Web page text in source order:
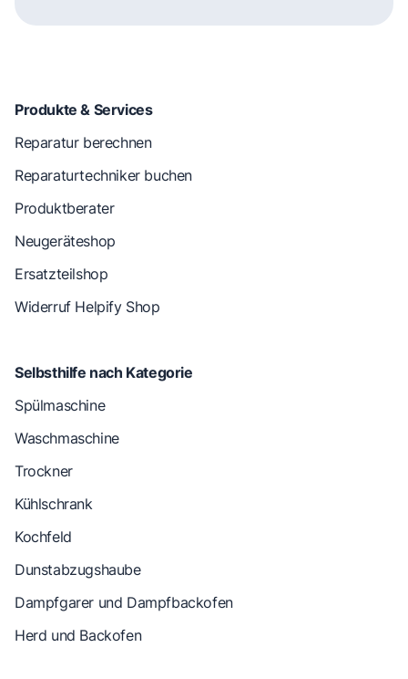
Produkte & Services
Reparatur berechnen
Reparaturtechniker buchen
Produktberater
Neugeräteshop
Ersatzteilshop
Widerruf Helpify Shop
Selbsthilfe nach Kategorie
Spülmaschine
Waschmaschine
Trockner
Kühlschrank
Kochfeld
Dunstabzugshaube
Dampfgarer und Dampfbackofen
Herd und Backofen